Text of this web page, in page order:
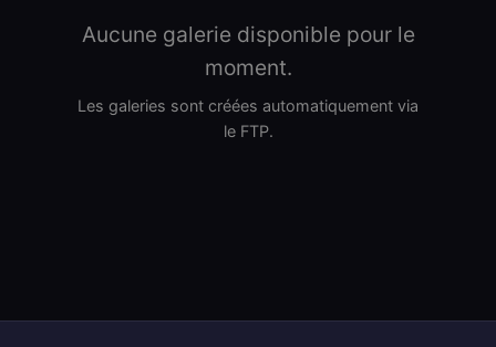
Aucune galerie disponible pour le
moment.
Les galeries sont créées automatiquement via
le FTP.